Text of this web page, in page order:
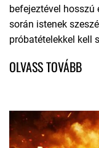
befejeztével hosszú
során istenek
próbatételekkel kell